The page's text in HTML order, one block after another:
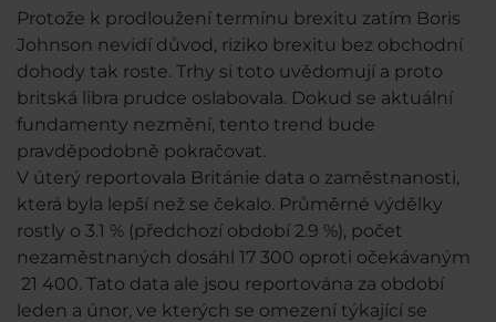
Protože k prodloužení termínu brexitu zatím Boris
Johnson nevidí důvod, riziko brexitu bez obchodní
dohody tak roste. Trhy si toto uvědomují a proto
britská libra prudce oslabovala. Dokud se aktuální
fundamenty nezmění, tento trend bude
pravděpodobně pokračovat.
V úterý reportovala Británie data o zaměstnanosti,
která byla lepší než se čekalo. Průměrné výdělky
rostly o 3.1 % (předchozí období 2.9 %), počet
nezaměstnaných dosáhl 17 300 oproti očekávaným
21 400. Tato data ale jsou reportována za období
leden a únor, ve kterých se omezení týkající se